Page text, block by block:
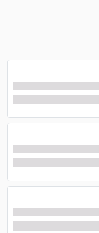
کاشانه
دارد که انواع
مناسبی طبخ
موسیقی سبب شده
شود. منوی غذای
به صورت بوفه
شاپی را هم برای